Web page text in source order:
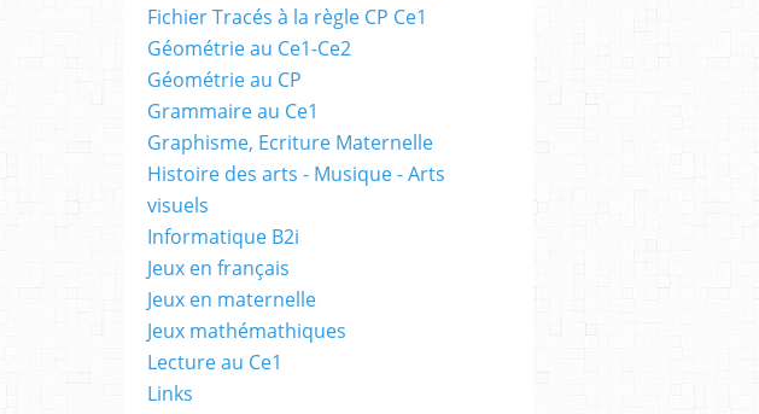
Fichier Tracés à la règle CP Ce1
Géométrie au Ce1-Ce2
Géométrie au CP
Grammaire au Ce1
Graphisme, Ecriture Maternelle
Histoire des arts - Musique - Arts
visuels
Informatique B2i
Jeux en français
Jeux en maternelle
Jeux mathémathiques
Lecture au Ce1
Links